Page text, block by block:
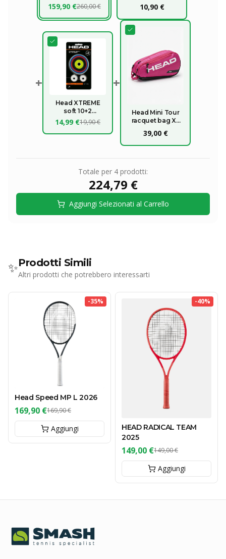
159,90 €260,00 € 10,90 €
+
Head XTREME
soft 10+2
OMAGGIO
14,99 €19,90 €
+
Head Mini Tour
racquet bag XL
39,00 €
Totale per 4 prodotti:
224,79 €
Aggiungi Selezionati al Carrello
✨Prodotti Simili
Altri prodotti che potrebbero interessarti
-35%
Head Speed MP L 2026
169,90 €169,90 €
Aggiungi
-40%
HEAD RADICAL TEAM
2025
149,00 €149,00 €
Aggiungi